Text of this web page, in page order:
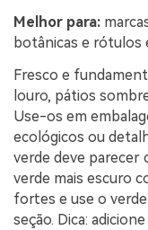
Melhor para:
botânicas e rótulos
Fresco e
louro, pátios
Use-os em
ecológicos ou
verde deve parecer
verde mais escuro
fortes e use o
seção. Dica: